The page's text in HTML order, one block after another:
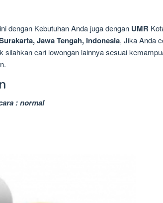
dengan Kebutuhan Anda juga dengan UMR
Jawa Tengah, Indonesia, Jika Anda
silahkan cari lowongan lainnya sesuai
: normal